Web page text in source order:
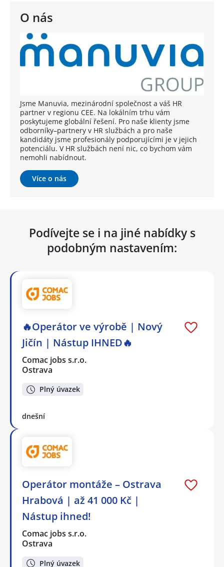
O nás
Jsme Manuvia, mezinárodní společnost a váš HR
partner v regionu CEE. Na lokálním trhu vám
poskytujeme globální řešení. Pro naše klienty jsme
odborníky–partnery v HR službách a pro naše
kandidáty jsme profesionály podporujícími je v jejich
potenciálu. V HR službách není nic, co bychom vám
nemohli nabídnout.
Více o nás
Podívejte se i na jiné nabídky s
podobným nastavením:
🔥Operátor ve výrobě | Nový
Jičín | Nástup IHNED🔥
Comac jobs s.r.o.
Ostrava
Plný úvazek
dnešní
Operátor montáže – Ostrava
Hrabová | až 41 000 Kč |
Nástup ihned!
Comac jobs s.r.o.
Ostrava
Plný úvazek